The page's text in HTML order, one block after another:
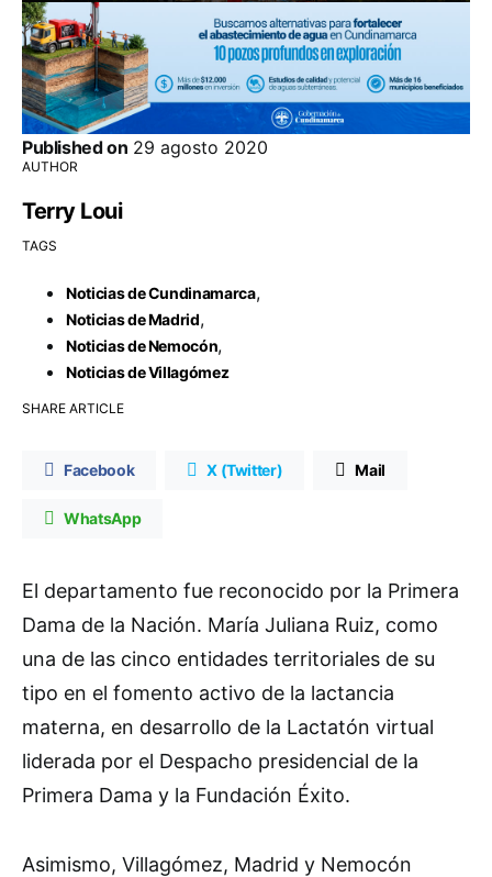
Published on 29 agosto 2020
AUTHOR
Terry Loui
TAGS
Noticias de Cundinamarca,
Noticias de Madrid,
Noticias de Nemocón,
Noticias de Villagómez
SHARE ARTICLE
Facebook X (Twitter) Mail
WhatsApp
El departamento fue reconocido por la Primera
Dama de la Nación. María Juliana Ruiz, como
una de las cinco entidades territoriales de su
tipo en el fomento activo de la lactancia
materna, en desarrollo de la Lactatón virtual
liderada por el Despacho presidencial de la
Primera Dama y la Fundación Éxito.
Asimismo, Villagómez, Madrid y Nemocón